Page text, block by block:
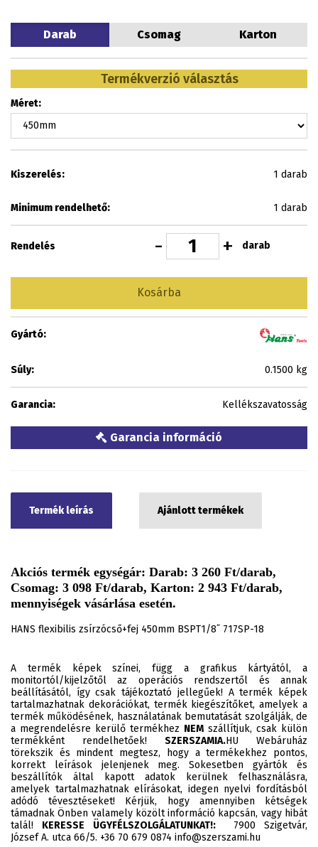
Darab Csomag Karton
Termékverzió választás
Méret:
Kiszerelés: 1 darab
Minimum rendelhető: 1 darab
Rendelés - + darab
Kosárba
Gyártó:
Súly: 0.1500 kg
Garancia: Kellékszavatosság
Garancia információ
Termék leírás Ajánlott termékek
Akciós termék egységár: Darab: 3 260 Ft/darab,
Csomag: 3 098 Ft/darab, Karton: 2 943 Ft/darab,
mennyiségek vásárlása esetén.
HANS flexibilis zsírzócső+fej 450mm BSPT1/8˝ 717SP-18
A termék képek színei, függ a grafikus kártyától, a
monitortól/kijelzőtől az operációs rendszertől és annak
beállításától, így csak tájékoztató jellegűek! A termék képek
tartalmazhatnak dekorációkat, termék kiegészítőket, amelyek a
termék működésének, használatának bemutatását szolgálják, de
a megrendelésre kerülő termékhez NEM szállítjuk, csak külön
termékként rendelhetőek! SZERSZAMIA.HU Webáruház
törekszik és mindent megtesz, hogy a termékekhez pontos,
korrekt leírások jelenjenek meg. Sokesetben gyártók és
beszállítók által kapott adatok kerülnek felhasználásra,
amelyek tartalmazhatnak elírásokat, idegen nyelvi fordításból
adódó tévesztéseket! Kérjük, hogy amennyiben kétségek
támadnak Önben valamely közölt információ kapcsán, vagy hibát
talál! KERESSE ÜGYFÉLSZOLGÁLATUNKAT!:7900 Szigetvár,
József A. utca 66/5. +36 70 679 0874 info@szerszami.hu